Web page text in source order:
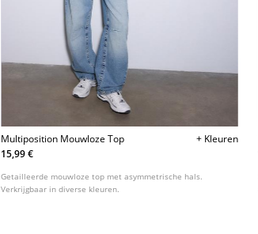
Multiposition Mouwloze Top
+ Kleuren
15,99 €
Getailleerde mouwloze top met asymmetrische hals.
Verkrijgbaar in diverse kleuren.